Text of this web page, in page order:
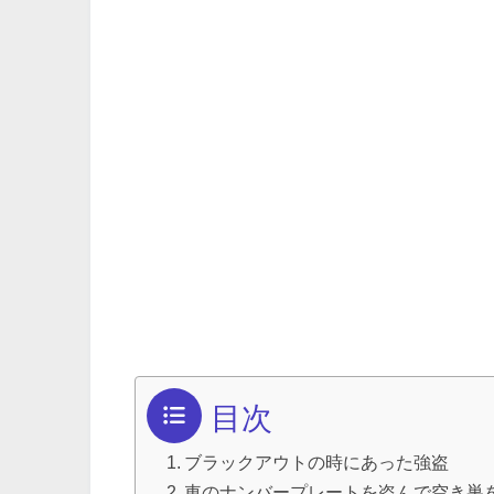
目次
ブラックアウトの時にあった強盗